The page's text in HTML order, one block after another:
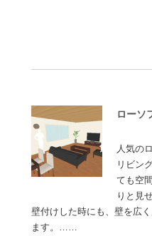
ローソ
人気の
リビン
ても空
りと見
壁付けした時にも、壁を広
ます。……